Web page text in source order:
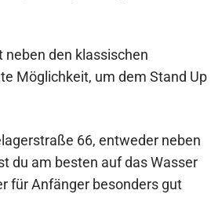
neben den klassischen
Möglichkeit, um dem Stand Up
66, entweder neben
du am besten auf das Wasser
für Anfänger besonders gut